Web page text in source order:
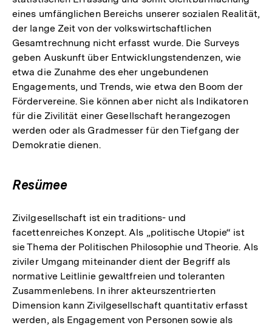
eines umfänglichen Bereichs unserer sozialen Realität,
der lange Zeit von der volkswirtschaftlichen
Gesamtrechnung nicht erfasst wurde. Die Surveys
geben Auskunft über Entwicklungstendenzen, wie
etwa die Zunahme des eher ungebundenen
Engagements, und Trends, wie etwa den Boom der
Fördervereine. Sie können aber nicht als Indikatoren
für die Zivilität einer Gesellschaft herangezogen
werden oder als Gradmesser für den Tiefgang der
Demokratie dienen.
Resümee
Zivilgesellschaft ist ein traditions- und
facettenreiches Konzept. Als „politische Utopie“ ist
sie Thema der Politischen Philosophie und Theorie. Als
ziviler Umgang miteinander dient der Begriff als
normative Leitlinie gewaltfreien und toleranten
Zusammenlebens. In ihrer akteurszentrierten
Dimension kann Zivilgesellschaft quantitativ erfasst
werden, als Engagement von Personen sowie als